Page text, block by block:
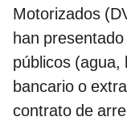
Motorizados
han
públicos (agua,
bancario o
contrato de